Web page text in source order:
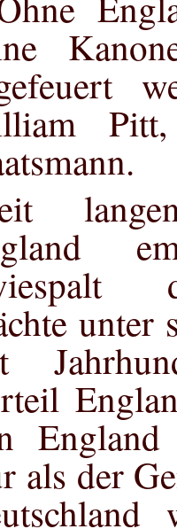
unter
England
als der